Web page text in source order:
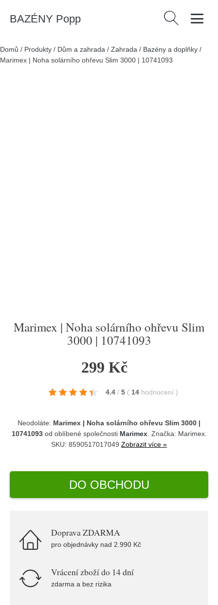
BAZÉNY Popp Vyhledávání
Domů / Produkty / Dům a zahrada / Zahrada / Bazény a doplňky /
Marimex | Noha solárního ohřevu Slim 3000 | 10741093
Marimex | Noha solárního ohřevu Slim
3000 | 10741093
299 Kč
4.4 / 5 ( 14 hodnocení )
Neodoláte: Marimex | Noha solárního ohřevu Slim 3000 |
10741093od oblíbené společnosti Marimex. Značka: Marimex.
SKU: 8590517017049 Zobrazit více »
DO OBCHODU
Doprava ZDARMA
pro objednávky nad 2.990 Kč
Vrácení zboží do 14 dní
zdarma a bez rizika